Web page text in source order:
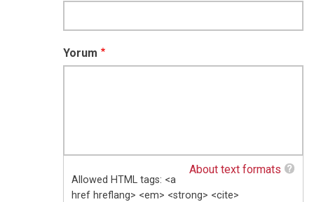
Yorum
About text formats
Allowed HTML tags: <a
href hreflang> <em> <strong> <cite>